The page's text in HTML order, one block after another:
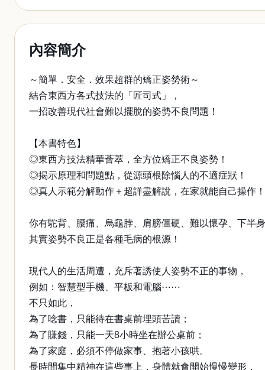
內容簡介
～簡單．安全．效果超群的矯正姿勢術～
結合東西方各式技法的「匠司式」，
一招改善現代社會難以擺脫的姿勢不良問題！
【本書特色】
◎東西方技法精華薈萃，全方位矯正不良姿勢！
◎揭示原理和問題點，從源頭根除惱人的不適症狀！
◎真人示範分解動作＋超詳盡解說，在家就能自己操作！
你有駝背、腰痛、烏龜脖、肩膀僵硬、難以懷孕、下半
其實姿勢不良正是各種毛病的根源！
現代人的生活周遭，充斥著誘使人姿勢不正的事物，
例如：智慧型手機、平板和電腦⋯⋯
不只如此，
為了唸書，只能待在書桌前埋頭苦讀；
為了賺錢，只能一天8小時坐在辦公桌前；
為了家庭，必須不停做家事、抱著小孩哄。
長時間集中精神在這些事上，身體就會開始慢慢變形，